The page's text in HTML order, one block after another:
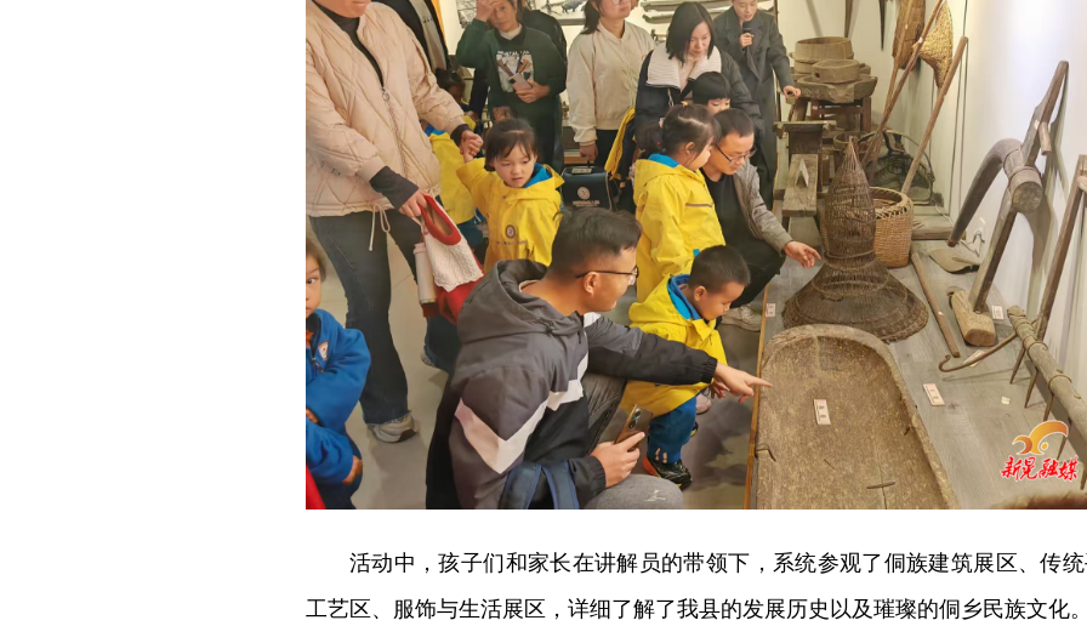
活动中，孩子们和家长在讲解员的带领下，系统参观了侗族建筑展区、传
工艺区、服饰与生活展区，详细了解了我县的发展历史以及璀璨的侗乡民族文化